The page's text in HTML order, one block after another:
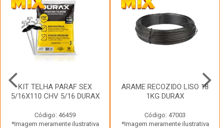
KIT TELHA PARAF SEX
5/16X110 CHV 5/16 DURAX
Código: 46459
*Imagem meramente ilustrativa
ARAME RECOZIDO LISO 18
1KG DURAX
Código: 47003
*Imagem meramente ilustrativa